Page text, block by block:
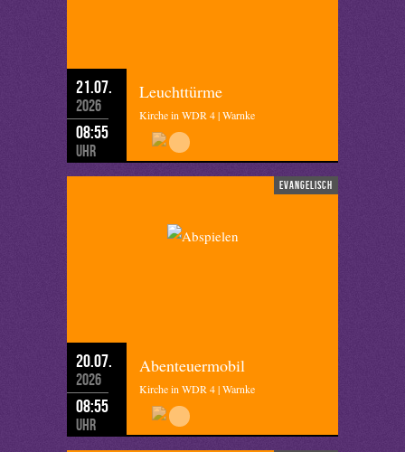
21.07.
2026
08:55
Uhr
Leuchttürme
Kirche in WDR 4 | Warnke
evangelisch
20.07.
2026
08:55
Uhr
Abenteuermobil
Kirche in WDR 4 | Warnke